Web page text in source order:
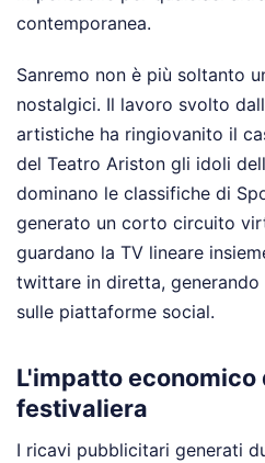
contemporanea.
Sanremo non è più soltanto
nostalgici. Il lavoro svolto
artistiche ha ringiovanito il
del Teatro Ariston gli idoli
dominano le classifiche di
generato un corto circuito
guardano la TV lineare
twittare in diretta,
sulle piattaforme social.
L'impatto
festivaliera
I ricavi pubblicitari generati